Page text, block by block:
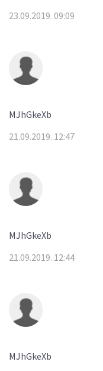
23.09.2019. 09:09
MJhGkeXb
21.09.2019. 12:47
MJhGkeXb
21.09.2019. 12:44
MJhGkeXb